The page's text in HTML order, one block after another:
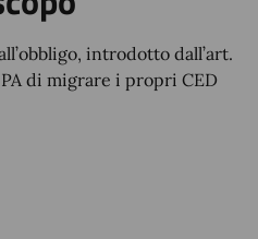
introdotto dall’art.
di migrare i propri CED